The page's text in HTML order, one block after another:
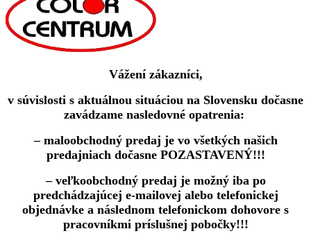
Vážení zákazníci,
v súvislosti s aktuálnou situáciou na Slovensku dočasne
zavádzame nasledovné opatrenia:
– maloobchodný predaj je vo všetkých našich
predajniach dočasne POZASTAVENÝ!!!
– veľkoobchodný predaj je možný iba po
predchádzajúcej e-mailovej alebo telefonickej
objednávke a následnom telefonickom dohovore s
pracovníkmi príslušnej pobočky!!!